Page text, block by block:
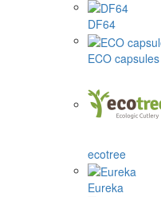
DF64
ECO capsules
ecotree
Eureka